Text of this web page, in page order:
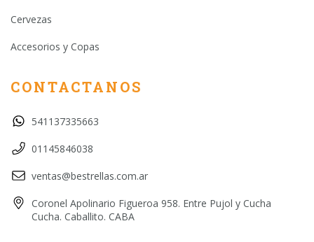
Cervezas
Accesorios y Copas
CONTACTANOS
541137335663
01145846038
ventas@bestrellas.com.ar
Coronel Apolinario Figueroa 958. Entre Pujol y Cucha
Cucha. Caballito. CABA